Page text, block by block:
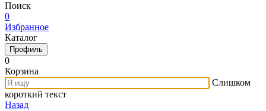
Поиск
0
Избранное
Каталог
Профиль
0
Корзина
Слишком
короткий текст
Назад